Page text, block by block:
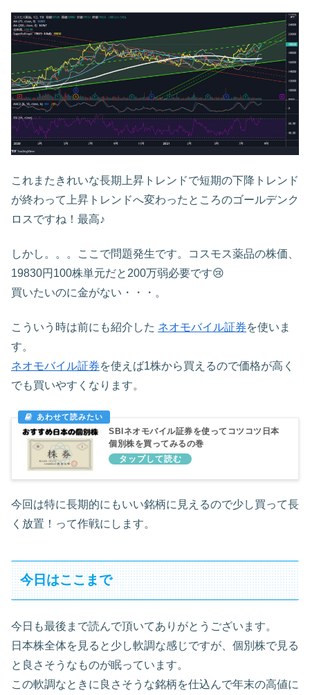
これまたきれいな長期上昇トレンドで短期の下降トレンド
が終わって上昇トレンドへ変わったところのゴールデンク
ロスですね！最高♪
しかし。。。ここで問題発生です。コスモス薬品の株価、
19830円100株単元だと200万弱必要です😢
買いたいのに金がない・・・。
こういう時は前にも紹介した ネオモバイル証券を使いま
す。
ネオモバイル証券を使えば1株から買えるので価格が高く
でも買いやすくなります。
SBIネオモバイル証券を使ってコツコツ日本
個別株を買ってみるの巻
今回は特に長期的にもいい銘柄に見えるので少し買って長
く放置！って作戦にします。
今日はここまで
今日も最後まで読んで頂いてありがとうございます。
日本株全体を見ると少し軟調な感じですが、個別株で見る
と良さそうなものが眠っています。
この軟調なときに良さそうな銘柄を仕込んで年末の高値に